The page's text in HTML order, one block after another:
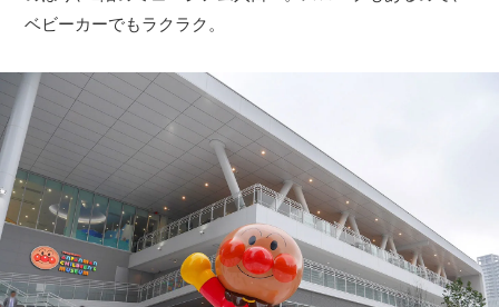
ベビーカーでもラクラク。